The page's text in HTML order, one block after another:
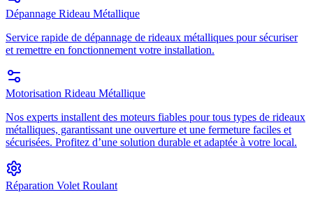
Dépannage Rideau Métallique
Service rapide de dépannage de rideaux métalliques pour sécuriser
et remettre en fonctionnement votre installation.
Motorisation Rideau Métallique
Nos experts installent des moteurs fiables pour tous types de rideaux
métalliques, garantissant une ouverture et une fermeture faciles et
sécurisées. Profitez d’une solution durable et adaptée à votre local.
Réparation Volet Roulant